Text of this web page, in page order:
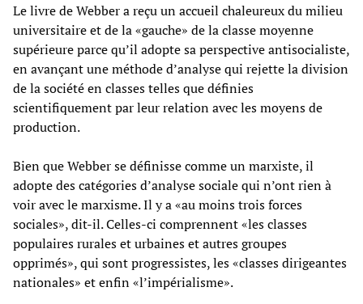
Le livre de Webber a reçu un accueil chaleureux du milieu
universitaire et de la «gauche» de la classe moyenne
supérieure parce qu’il adopte sa perspective antisocialiste,
en avançant une méthode d’analyse qui rejette la division
de la société en classes telles que définies
scientifiquement par leur relation avec les moyens de
production.
Bien que Webber se définisse comme un marxiste, il
adopte des catégories d’analyse sociale qui n’ont rien à
voir avec le marxisme. Il y a «au moins trois forces
sociales», dit-il. Celles-ci comprennent «les classes
populaires rurales et urbaines et autres groupes
opprimés», qui sont progressistes, les «classes dirigeantes
nationales» et enfin «l’impérialisme».